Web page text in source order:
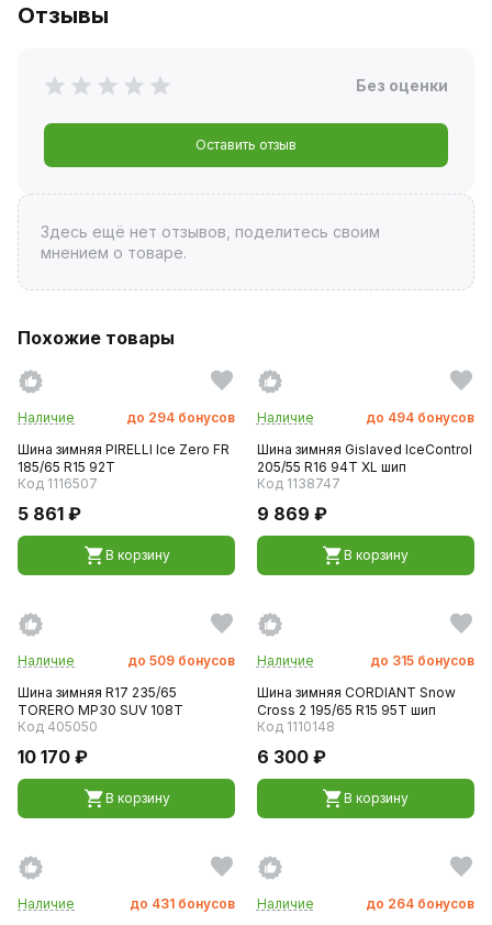
Отзывы
Без оценки
Оставить отзыв
Здесь ещё нет отзывов, поделитесь своим
мнением о товаре.
Похожие товары
Наличие до 294 бонусов
Шина зимняя PIRELLI Ice Zero FR
185/65 R15 92T
Код 1116507
5 861 ₽
В корзину
Наличие до 494 бонусов
Шина зимняя Gislaved IceControl
205/55 R16 94T XL шип
Код 1138747
9 869 ₽
В корзину
Наличие до 509 бонусов
Шина зимняя R17 235/65
TORERO MP30 SUV 108T
Код 405050
10 170 ₽
В корзину
Наличие до 315 бонусов
Шина зимняя CORDIANT Snow
Cross 2 195/65 R15 95T шип
Код 1110148
6 300 ₽
В корзину
Наличие до 431 бонусов
Наличие до 264 бонусов